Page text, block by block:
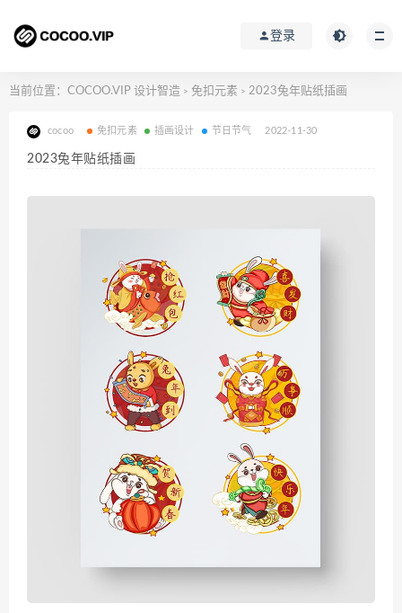
登录
当前位置： COCOO.VIP 设计智造 > 免扣元素 > 2023兔年贴纸插画
cocoo 免扣元素 插画设计 节日节气 2022-11-30
2023兔年贴纸插画